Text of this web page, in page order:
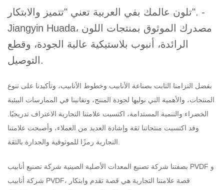
تلون عالمك بفي العربية تعني "تتميز والابتكار". -
Jiangyin Huada، مصدرك الموثوق بمنتجات اللون
الرائدة، أنبوب بلاستيكية عالية الجودة، وقطع
التوصيل.
بفضل التزامنا الثابت بصناعة الأنابيب وخطوط الأنابيب، وتأكيدنا على تنوع
المنتجات، والأهمية التي نوليها لجودة المنتج، وتفانينا في الممارسات البيئية
الخضراء والتنمية المستدامة، اكتسبت علامتنا التجارية الاعتراف تدريجيًا.
وقد اكتسبت منتجاتنا ثقة وإشادة العديد من العملاء، وأصبحت علامتنا
التجارية رمزًا للموثوقية والجدارة بالثقة.
بصفتنا شركة تصنيع المعدات الأصلية الصينية شركة تصنيع أنابيب PVDF و
شركة أنابيب PVDF، قصة علامتنا التجارية هي قصة تقدم وابتكار